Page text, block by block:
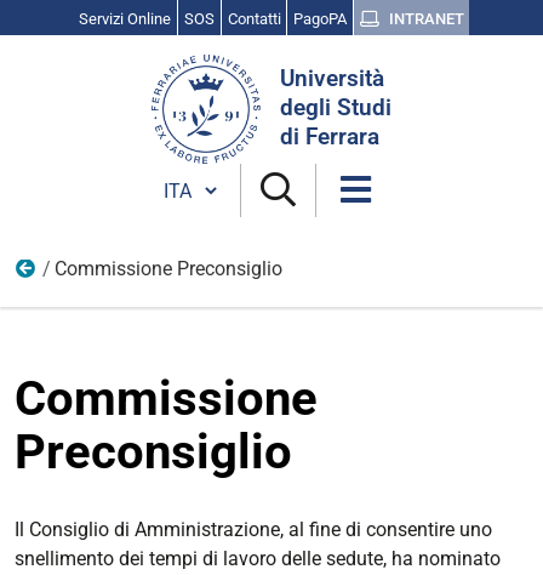
Servizi Online SOS Contatti PagoPA INTRANET
Università
degli Studi
di Ferrara
Cambia lingua
Commissioni e Comitati
Commissione Preconsiglio
Commissione
Preconsiglio
Il Consiglio di Amministrazione, al fine di consentire uno
snellimento dei tempi di lavoro delle sedute, ha nominato